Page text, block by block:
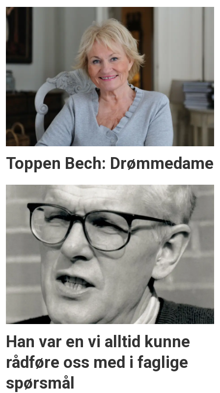
Toppen Bech: Drømmedame
Han var en vi alltid kunne
rådføre oss med i faglige
spørsmål